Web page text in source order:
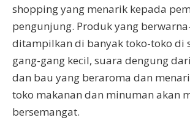
shopping yang menarik kepada
pengunjung. Produk yang
ditampilkan di banyak toko-toko di
gang-gang kecil, suara dengung
dan bau yang beraroma dan
toko makanan dan minuman akan
bersemangat.